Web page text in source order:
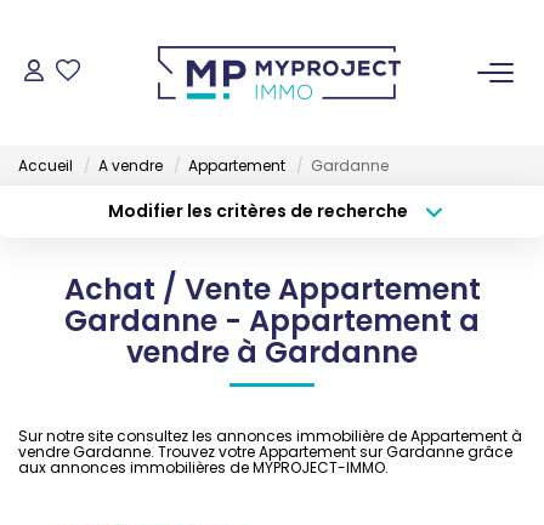
ESTIMER
Accueil A vendre Appartement Gardanne
Modifier les critères de recherche
Sélectionnez...
Type de bien
Surface min
Créer une alerte
Achat / Vente Appartement
Gardanne - Appartement a
vendre à Gardanne
Sur notre site consultez les annonces immobilière de Appartement à
vendre Gardanne. Trouvez votre Appartement sur Gardanne grâce
aux annonces immobilières de MYPROJECT-IMMO.